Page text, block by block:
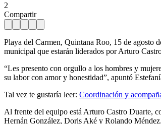
2
Compartir
Playa del Carmen, Quintana Roo, 15 de agosto
municipal que estarán liderados por Arturo
“Les presento con orgullo a los hombres y
su labor con amor y honestidad”, apuntó
Tal vez te gustaría leer: Coordinación y
Al frente del equipo está Arturo Castro Duarte,
Hernán González, Doris Aké y Rolando Méndez.